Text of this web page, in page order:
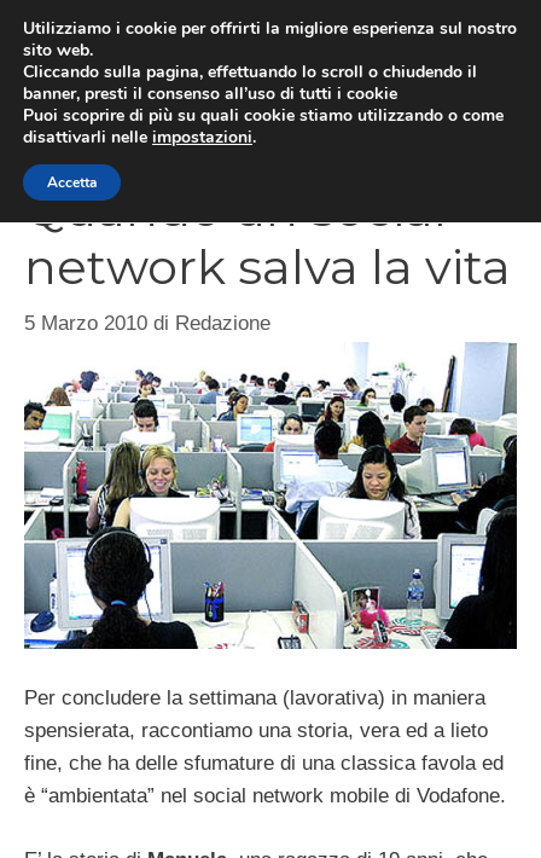
contenuto
Quando un social
network salva la vita
5 Marzo 2010 di Redazione
Per concludere la settimana (lavorativa) in maniera
spensierata, raccontiamo una storia, vera ed a lieto
fine, che ha delle sfumature di una classica favola ed
è “ambientata” nel social network mobile di Vodafone.
Utilizziamo i cookie per offrirti la migliore esperienza sul nostro
sito web.
Cliccando sulla pagina, effettuando lo scroll o chiudendo il
banner, presti il consenso all’uso di tutti i cookie
Puoi scoprire di più su quali cookie stiamo utilizzando o come
disattivarli nelle impostazioni.
Accetta